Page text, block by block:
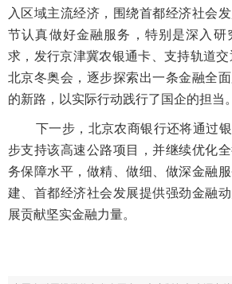
入区域主流经济，围绕首都经济社会
节认真做好金融服务，特别是深入研
求，发行京津冀农银通卡、支持轨道
北京冬奥会，逐步探索出一条金融全
的新路，以实际行动践行了国企的担当。
下一步，北京农商银行还将通过银
步支持该高速公路项目，并继续优化
务保障水平，做精、做细、做深金融
建、首都经济社会发展提供强劲金融
展贡献坚实金融力量。